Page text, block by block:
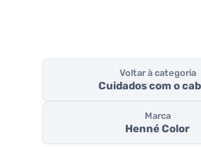
Voltar à categoria
Cuidados com o
Marca
Henné Color